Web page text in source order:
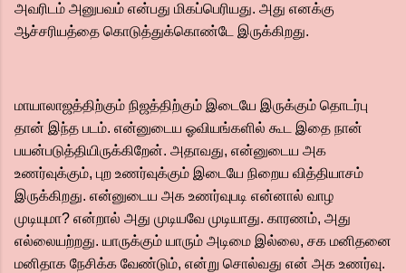
அவரிடம் அனுபவம் என்பது மிகப்பெரியது. அது எனக்கு
ஆச்சரியத்தை கொடுத்துக்கொண்டே இருக்கிறது.
மாயாலாஜத்திற்கும் நிஜத்திற்கும் இடையே இருக்கும் தொடர்பு
தான் இந்த படம். என்னுடைய ஓவியங்களில் கூட இதை நான்
பயன்படுத்தியிருக்கிறேன். அதாவது, என்னுடைய அக
உணர்வுக்கும், புற உணர்வுக்கும் இடையே நிறைய வித்தியாசம்
இருக்கிறது. என்னுடைய அக உணர்வுபடி என்னால் வாழ
முடியுமா? என்றால் அது முடியவே முடியாது. காரணம், அது
எல்லையற்றது. யாருக்கும் யாரும் அடிமை இல்லை, சக மனிதனை
மனிதாக நேசிக்க வேண்டும், என்று சொல்வது என் அக உணர்வு.